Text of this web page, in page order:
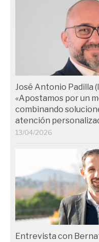
José Antonio Padilla
«Apostamos por un
combinando
atención
13/04/2026
Entrevista con